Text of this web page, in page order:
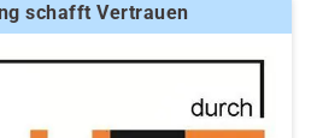
schafft Vertrauen